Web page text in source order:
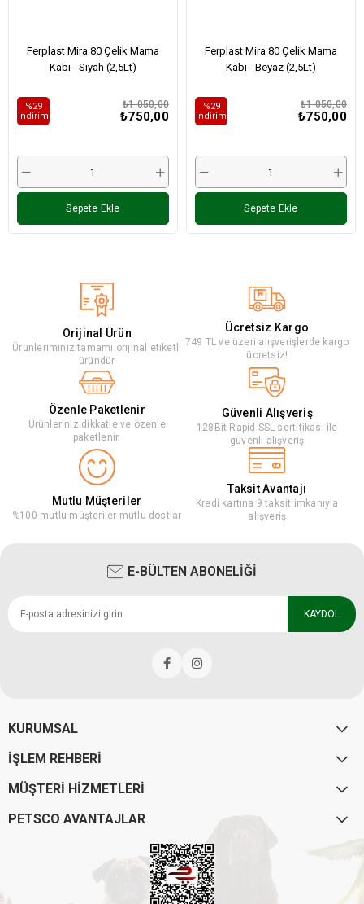
Ferplast Mira 80 Çelik Mama
Kabı - Siyah (2,5Lt)
₺750,00
₺1.050,00
%29
i̇ndirim
Sepete Ekle
Ferplast Mira 80 Çelik Mama
Kabı - Beyaz (2,5Lt)
₺750,00
₺1.050,00
%29
i̇ndirim
Sepete Ekle
Orijinal Ürün
Ürünleriminiz tamamı orijinal etiketli
üründür
Ücretsiz Kargo
749 TL ve üzeri alışverişlerde kargo
ücretsiz!
Özenle Paketlenir
Ürünleriniz dikkatle ve özenle
paketlenir.
Güvenli Alışveriş
128Bit Rapid SSL sertifikası ile
güvenli alışveriş
Mutlu Müşteriler
%100 mutlu müşteriler mutlu dostlar
Taksit Avantajı
Kredi kartına 9 taksit imkanıyla
alışveriş
E-BÜLTEN ABONELİĞİ
KAYDOL
KURUMSAL
İŞLEM REHBERİ
MÜŞTERİ HİZMETLERİ
PETSCO AVANTAJLAR